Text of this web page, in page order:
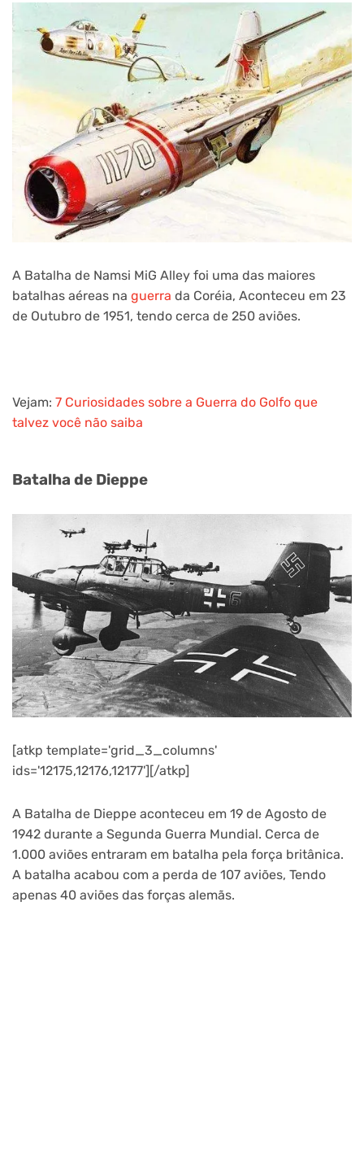
A Batalha de Namsi MiG Alley foi uma das maiores
batalhas aéreas na guerra da Coréia, Aconteceu em 23
de Outubro de 1951, tendo cerca de 250 aviões.
Vejam: 7 Curiosidades sobre a Guerra do Golfo que
talvez você não saiba
Batalha de Dieppe
[atkp template='grid_3_columns'
ids='12175,12176,12177'][/atkp]
A Batalha de Dieppe aconteceu em 19 de Agosto de
1942 durante a Segunda Guerra Mundial. Cerca de
1.000 aviões entraram em batalha pela força britânica.
A batalha acabou com a perda de 107 aviões, Tendo
apenas 40 aviões das forças alemãs.